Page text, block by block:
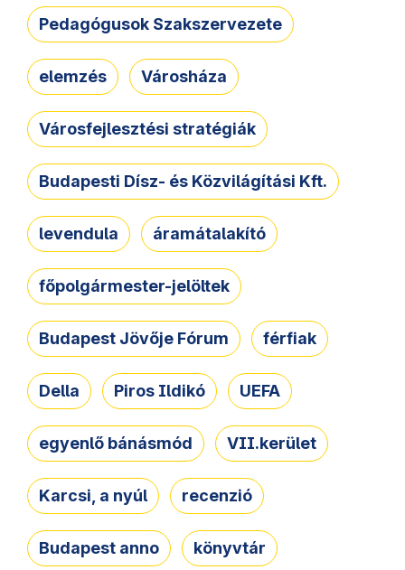
Pedagógusok Szakszervezete
elemzés Városháza
Városfejlesztési stratégiák
Budapesti Dísz- és Közvilágítási Kft.
levendula áramátalakító
főpolgármester-jelöltek
Budapest Jövője Fórum férfiak
Della Piros Ildikó UEFA
egyenlő bánásmód VII.kerület
Karcsi, a nyúl recenzió
Budapest anno könyvtár